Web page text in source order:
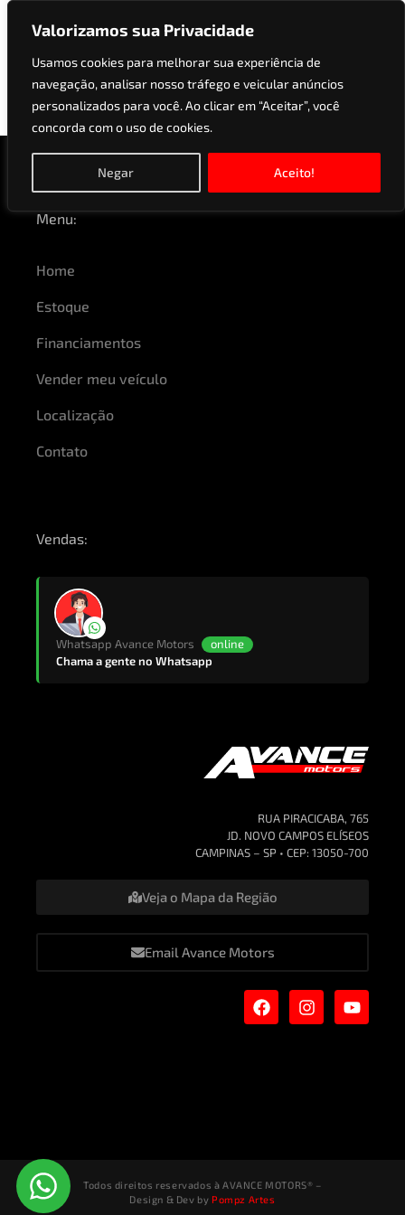
Valorizamos sua Privacidade
Usamos cookies para melhorar sua experiência de
navegação, analisar nosso tráfego e veicular anúncios
personalizados para você. Ao clicar em “Aceitar”, você
concorda com o uso de cookies.
Negar Aceito!
Modelos:SOUL
Menu:
Home
Estoque
Financiamentos
Vender meu veículo
Localização
Contato
Vendas:
Whatsapp Avance Motors
online
Chama a gente no Whatsapp
RUA PIRACICABA, 765
JD. NOVO CAMPOS ELÍSEOS
CAMPINAS – SP • CEP: 13050-700
Veja o Mapa da Região
Email Avance Motors
Todos direitos reservados à AVANCE MOTORS® –
Design & Dev by Pompz Artes